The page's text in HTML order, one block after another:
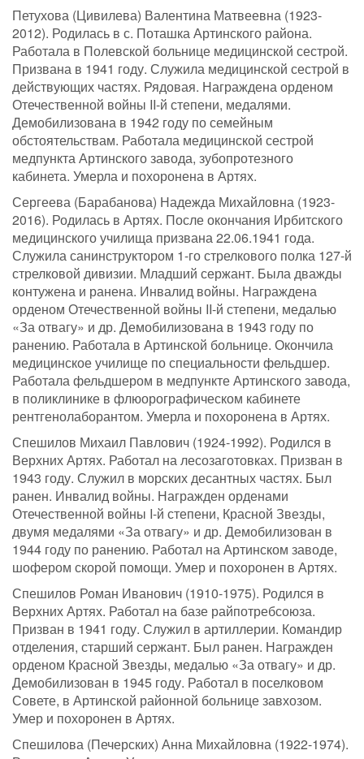
Петухова (Цивилева) Валентина Матвеевна (1923-
2012). Родилась в с. Поташка Артинского района.
Работала в Полевской больнице медицинской сестрой.
Призвана в 1941 году. Служила медицинской сестрой в
действующих частях. Рядовая. Награждена орденом
Отечественной войны II-й степени, медалями.
Демобилизована в 1942 году по семейным
обстоятельствам. Работала медицинской сестрой
медпункта Артинского завода, зубопротезного
кабинета. Умерла и похоронена в Артях.
Сергеева (Барабанова) Надежда Михайловна (1923-
2016). Родилась в Артях. После окончания Ирбитского
медицинского училища призвана 22.06.1941 года.
Служила санинструктором 1-го стрелкового полка 127-й
стрелковой дивизии. Младший сержант. Была дважды
контужена и ранена. Инвалид войны. Награждена
орденом Отечественной войны II-й степени, медалью
«За отвагу» и др. Демобилизована в 1943 году по
ранению. Работала в Артинской больнице. Окончила
медицинское училище по специальности фельдшер.
Работала фельдшером в медпункте Артинского завода,
в поликлинике в флюорографическом кабинете
рентгенолаборантом. Умерла и похоронена в Артях.
Спешилов Михаил Павлович (1924-1992). Родился в
Верхних Артях. Работал на лесозаготовках. Призван в
1943 году. Служил в морских десантных частях. Был
ранен. Инвалид войны. Награжден орденами
Отечественной войны I-й степени, Красной Звезды,
двумя медалями «За отвагу» и др. Демобилизован в
1944 году по ранению. Работал на Артинском заводе,
шофером скорой помощи. Умер и похоронен в Артях.
Спешилов Роман Иванович (1910-1975). Родился в
Верхних Артях. Работал на базе райпотребсоюза.
Призван в 1941 году. Служил в артиллерии. Командир
отделения, старший сержант. Был ранен. Награжден
орденом Красной Звезды, медалью «За отвагу» и др.
Демобилизован в 1945 году. Работал в поселковом
Совете, в Артинской районной больнице завхозом.
Умер и похоронен в Артях.
Спешилова (Печерских) Анна Михайловна (1922-1974).